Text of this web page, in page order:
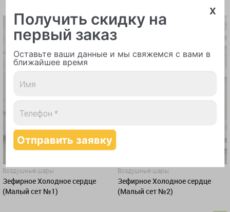
Воздушные шары
Зефирное Холодное сердце
(Малый сет №1)
Воздушные шары
Зефирное Холодное сердце
(Малый сет №2)
x
Получить скидку на
первый заказ
Оставьте ваши данные и мы свяжемся с вами в
ближайшее время